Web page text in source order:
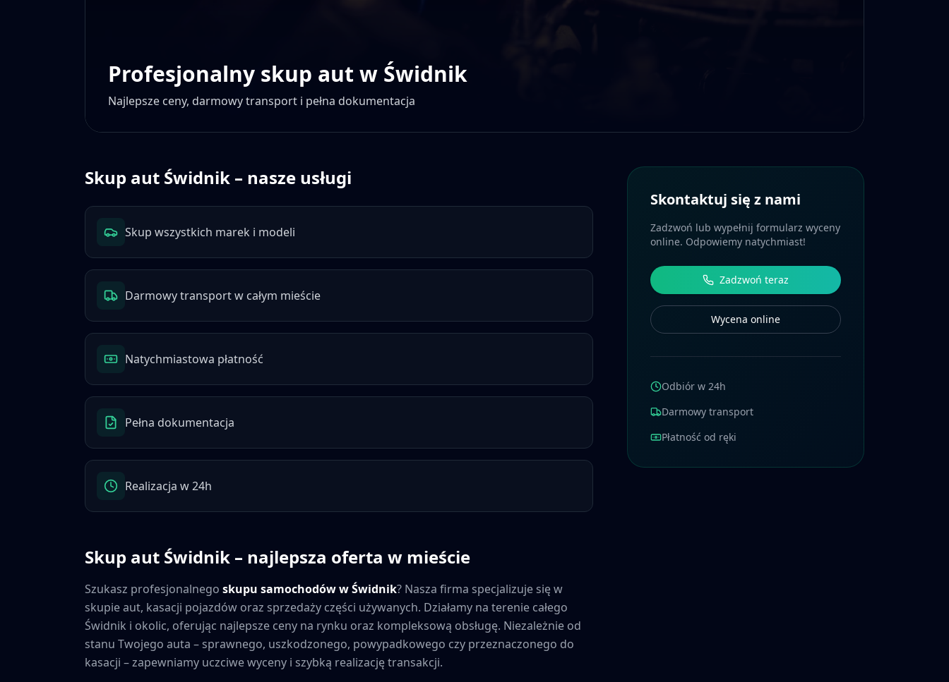
Profesjonalny skup aut w Świdnik
Najlepsze ceny, darmowy transport i pełna dokumentacja
Skup aut Świdnik – nasze usługi
Skup wszystkich marek i modeli
Darmowy transport w całym mieście
Natychmiastowa płatność
Pełna dokumentacja
Realizacja w 24h
Skup aut Świdnik – najlepsza oferta w mieście
Szukasz profesjonalnego skupu samochodów wŚwidnik? Nasza firma specjalizuje się w
skupie aut, kasacji pojazdów oraz sprzedaży części używanych. Działamy na terenie całego
Świdnik i okolic, oferując najlepsze ceny na rynku oraz kompleksową obsługę. Niezależnie od
stanu Twojego auta – sprawnego, uszkodzonego, powypadkowego czy przeznaczonego do
kasacji – zapewniamy uczciwe wyceny i szybką realizację transakcji.
Skontaktuj się z nami
Zadzwoń lub wypełnij formularz wyceny
online. Odpowiemy natychmiast!
Zadzwoń teraz
Wycena online
Odbiór w 24h
Darmowy transport
Płatność od ręki